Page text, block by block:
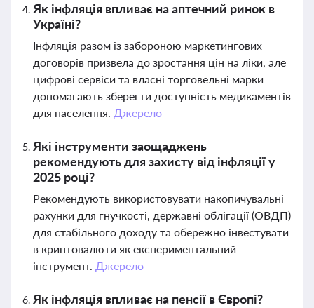
Як інфляція впливає на аптечний ринок в
Україні?
Інфляція разом із забороною маркетингових
договорів призвела до зростання цін на ліки, але
цифрові сервіси та власні торговельні марки
допомагають зберегти доступність медикаментів
для населення. Джерело
Які інструменти заощаджень
рекомендують для захисту від інфляції у
2025 році?
Рекомендують використовувати накопичувальні
рахунки для гнучкості, державні облігації (ОВДП)
для стабільного доходу та обережно інвестувати
в криптовалюти як експериментальний
інструмент. Джерело
Як інфляція впливає на пенсії в Європі?